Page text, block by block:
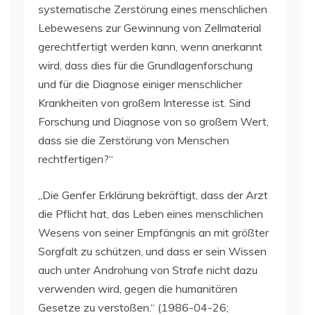
systematische Zerstörung eines menschlichen
Lebewesens zur Gewinnung von Zellmaterial
gerechtfertigt werden kann, wenn anerkannt
wird, dass dies für die Grundlagenforschung
und für die Diagnose einiger menschlicher
Krankheiten von großem Interesse ist. Sind
Forschung und Diagnose von so großem Wert,
dass sie die Zerstörung von Menschen
rechtfertigen?“
„Die Genfer Erklärung bekräftigt, dass der Arzt
die Pflicht hat, das Leben eines menschlichen
Wesens von seiner Empfängnis an mit größter
Sorgfalt zu schützen, und dass er sein Wissen
auch unter Androhung von Strafe nicht dazu
verwenden wird, gegen die humanitären
Gesetze zu verstoßen.“ (1986-04-26;